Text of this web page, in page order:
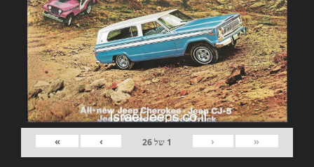
«
‹
1 של26
›
»